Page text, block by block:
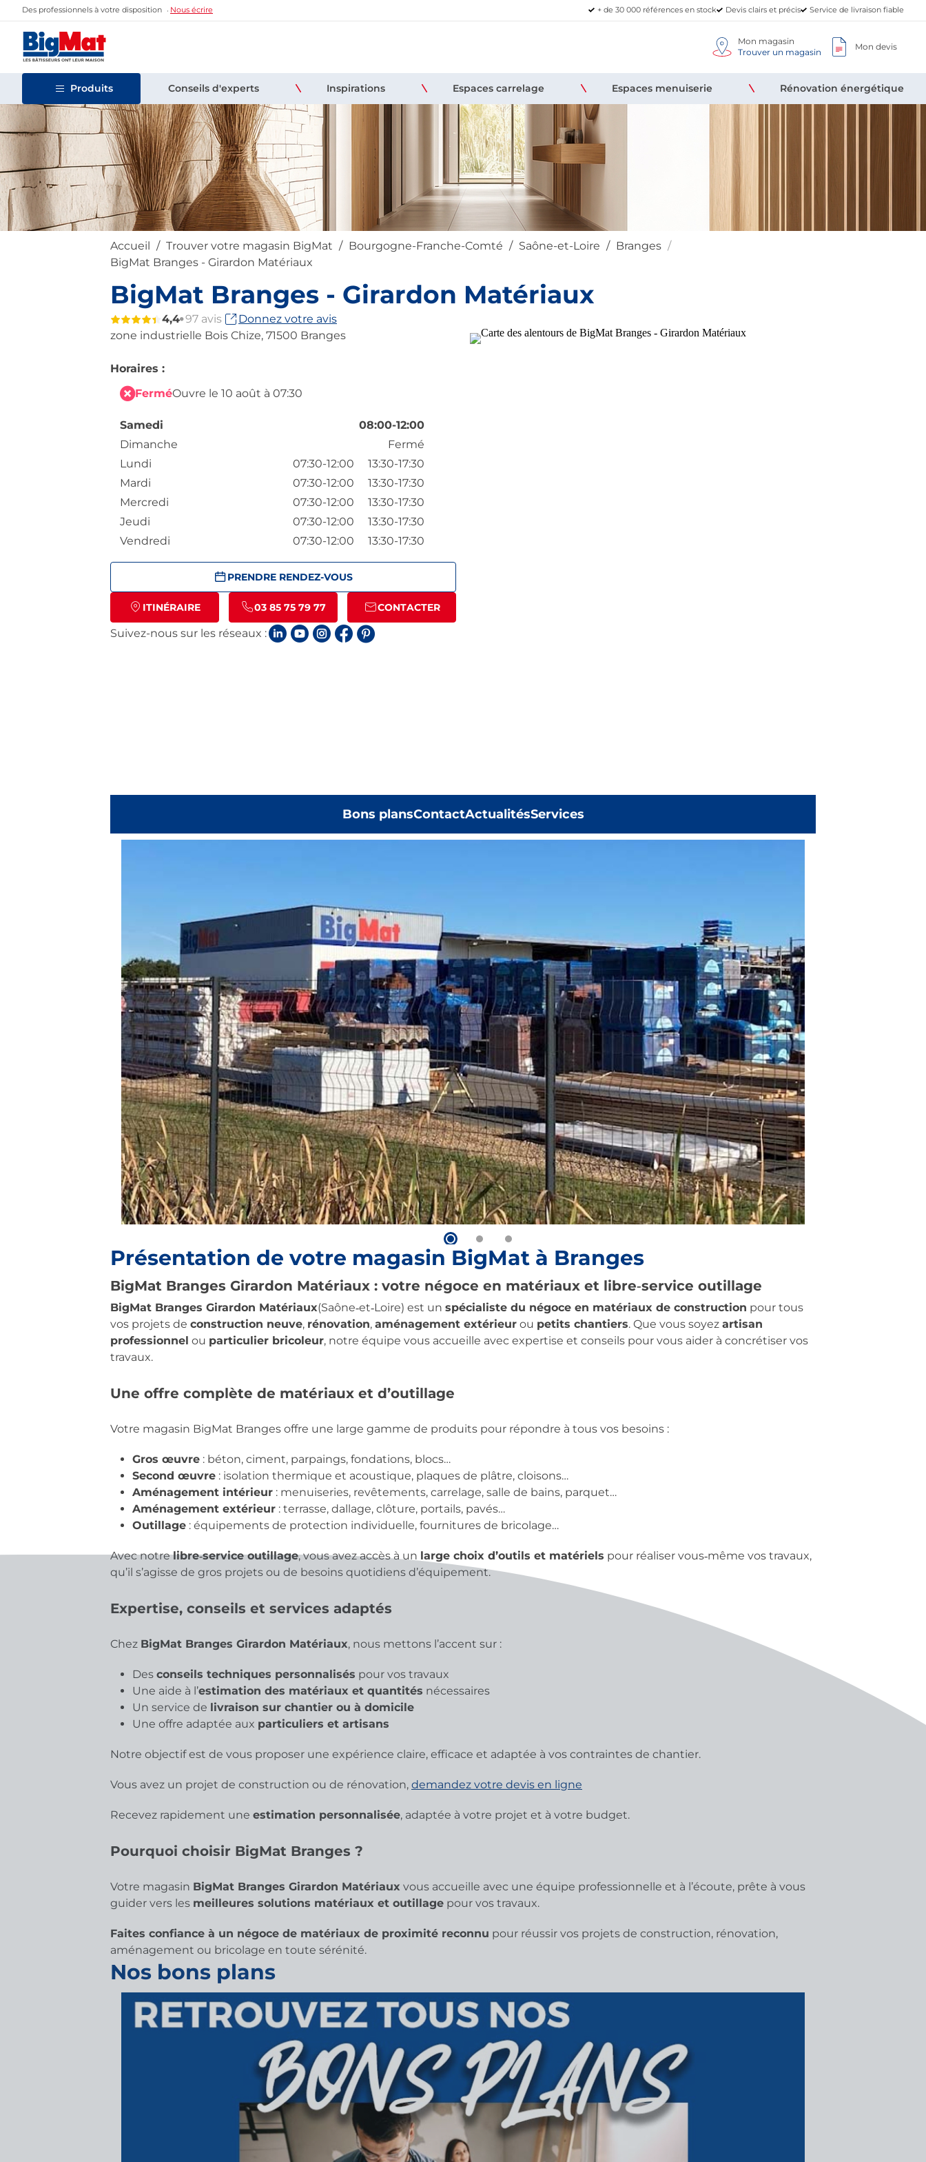
Des professionnels à votre disposition Nous écrire + de 30 000 références en stock Devis clairs et précis Service de livraison fiable
Mon magasin
Trouver un magasin
Mon devis
Produits Conseils d'experts Inspirations Espaces carrelage Espaces menuiserie Rénovation énergétique
Accueil Trouver votre magasin BigMat Bourgogne-Franche-Comté Saône-et-Loire
Branges
BigMat Branges - Girardon Matériaux
BigMat Branges - Girardon Matériaux
4,4 97 avis
Donnez votre avis
zone industrielle Bois Chize, 71500 Branges
Horaires :
FerméOuvre le 10 août à 07:30
Samedi
08:00-12:00
Dimanche
Fermé
Lundi
07:30-12:00
13:30-17:30
Mardi
07:30-12:00
13:30-17:30
Mercredi
07:30-12:00
13:30-17:30
Jeudi
07:30-12:00
13:30-17:30
Vendredi
07:30-12:00 13:30-17:30
PRENDRE RENDEZ-VOUS
ITINÉRAIRE 03 85 75 79 77 CONTACTER
Suivez-nous sur les réseaux :
Bons plansContactActualitésServices
Présentation de votre magasin BigMat à Branges
BigMat Branges Girardon Matériaux : votre négoce en matériaux et libre‑service outillage
BigMat Branges Girardon Matériaux(Saône‑et‑Loire) est un spécialiste du négoce en matériaux de construction pour tous
vos projets de construction neuve, rénovation, aménagement extérieur ou petits chantiers. Que vous soyez artisan
professionnel ou particulier bricoleur, notre équipe vous accueille avec expertise et conseils pour vous aider à concrétiser vos
travaux.
Une offre complète de matériaux et d’outillage
Votre magasin BigMat Branges offre une large gamme de produits pour répondre à tous vos besoins :
Gros œuvre : béton, ciment, parpaings, fondations, blocs…
Second œuvre : isolation thermique et acoustique, plaques de plâtre, cloisons…
Aménagement intérieur : menuiseries, revêtements, carrelage, salle de bains, parquet…
Aménagement extérieur : terrasse, dallage, clôture, portails, pavés…
Outillage : équipements de protection individuelle, fournitures de bricolage…
Avec notrelibre‑service outillage, vous avez accès à un large choix d’outils et matériels pour réaliser vous‑même vos travaux,
qu’il s’agisse de gros projets ou de besoins quotidiens d’équipement.
Expertise, conseils et services adaptés
Chez BigMat Branges Girardon Matériaux, nous mettons l’accent sur :
Des conseils techniques personnalisés pour vos travaux
Une aide à l’estimation des matériaux et quantités nécessaires
Un service de livraison sur chantier ou à domicile
Une offre adaptée aux particuliers et artisans
Notre objectif est de vous proposer une expérience claire, efficace et adaptée à vos contraintes de chantier.
Vous avez un projet de construction ou de rénovation, demandez votre devis en ligne
Recevez rapidement une estimation personnalisée, adaptée à votre projet et à votre budget.
Pourquoi choisir BigMat Branges ?
Votre magasin BigMat Branges Girardon Matériaux vous accueille avec une équipe professionnelle et à l’écoute, prête à vous
guider vers les meilleures solutions matériaux et outillage pour vos travaux.
Faites confiance à un négoce de matériaux de proximité reconnu pour réussir vos projets de construction, rénovation,
aménagement ou bricolage en toute sérénité.
Nos bons plans